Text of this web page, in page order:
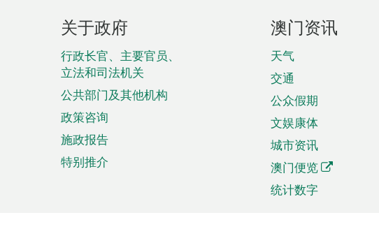
页
脚
菜
单
关于政府
行政长官、主要官员、
立法和司法机关
公共部门及其他机构
政策咨询
施政报告
特别推介
澳门资讯
天气
交通
公众假期
文娱康体
城市资讯
澳门便览
统计数字